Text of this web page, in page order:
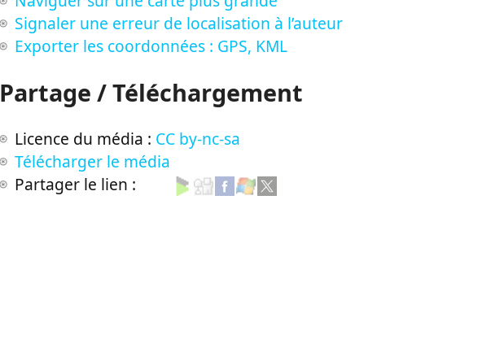
Signaler une erreur de localisation à l’auteur
Exporter les coordonnées : GPS, KML
Partage / Téléchargement
Licence du média : CC by-nc-sa
Télécharger le média
Partager le lien :